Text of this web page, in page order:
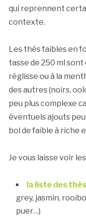
qui reprennent
contexte.
Les thés faibles en
tasse de 250 ml
réglisse ou à la
des autres (noirs,
peu plus complexe
éventuels ajouts
bol de faible à riche
Je vous laisse voir
la liste des
grey, jasmin,
puer…)